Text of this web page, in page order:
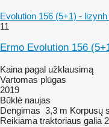
Evolution 156 (5+1) -
11
Ermo Evolution 156
Kaina pagal užklausimą
Vartomas plūgas
2019
Būklė naujas
Dengimas 3,3 m Korpusų
Reikiama traktoriaus galia